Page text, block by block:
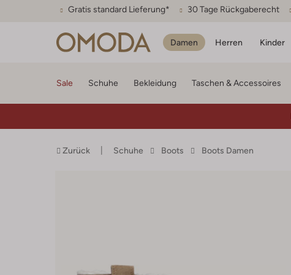
Gratis standard Lieferung* 30 Tage Rückgaberecht
Damen Herren Kinder
Sale Schuhe Bekleidung Taschen & Accessoires
Zurück Schuhe Boots Boots Damen